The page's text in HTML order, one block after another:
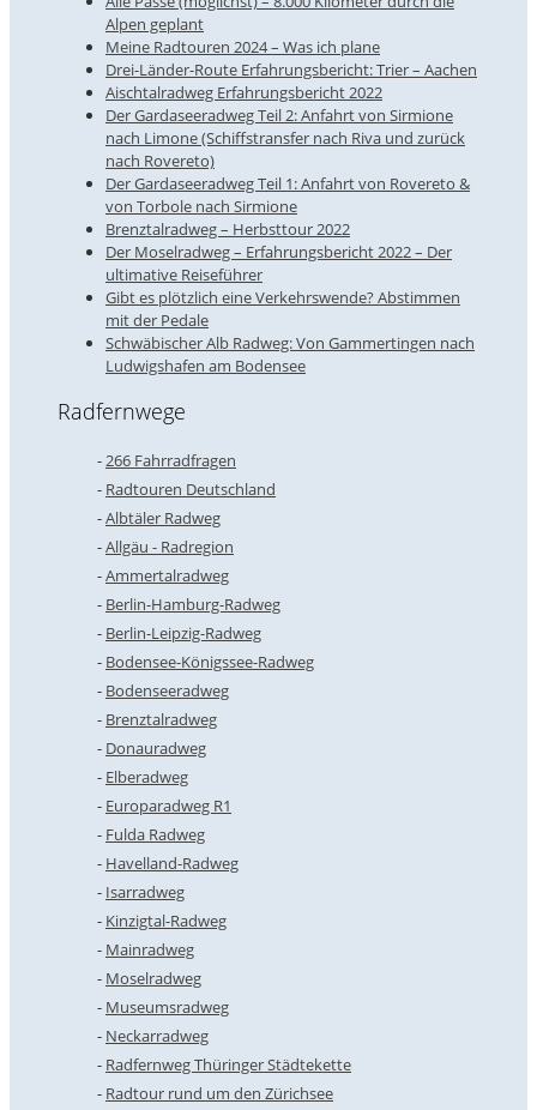
Alpen geplant
Meine Radtouren 2024 – Was ich plane
Drei-Länder-Route Erfahrungsbericht: Trier – Aachen
Aischtalradweg Erfahrungsbericht 2022
Der Gardaseeradweg Teil 2: Anfahrt von Sirmione
nach Limone (Schiffstransfer nach Riva und zurück
nach Rovereto)
Der Gardaseeradweg Teil 1: Anfahrt von Rovereto &
von Torbole nach Sirmione
Brenztalradweg – Herbsttour 2022
Der Moselradweg – Erfahrungsbericht 2022 – Der
ultimative Reiseführer
Gibt es plötzlich eine Verkehrswende? Abstimmen
mit der Pedale
Schwäbischer Alb Radweg: Von Gammertingen nach
Ludwigshafen am Bodensee
Radfernwege
266 Fahrradfragen
Radtouren Deutschland
Albtäler Radweg
Allgäu - Radregion
Ammertalradweg
Berlin-Hamburg-Radweg
Berlin-Leipzig-Radweg
Bodensee-Königssee-Radweg
Bodenseeradweg
Brenztalradweg
Donauradweg
Elberadweg
Europaradweg R1
Fulda Radweg
Havelland-Radweg
Isarradweg
Kinzigtal-Radweg
Mainradweg
Moselradweg
Museumsradweg
Neckarradweg
Radfernweg Thüringer Städtekette
Radtour rund um den Zürichsee